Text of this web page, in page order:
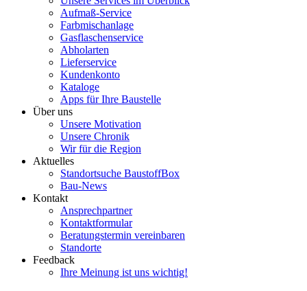
Aufmaß-Service
Farbmischanlage
Gasflaschenservice
Abholarten
Lieferservice
Kundenkonto
Kataloge
Apps für Ihre Baustelle
Über uns
Unsere Motivation
Unsere Chronik
Wir für die Region
Aktuelles
Standortsuche BaustoffBox
Bau-News
Kontakt
Ansprechpartner
Kontaktformular
Beratungstermin vereinbaren
Standorte
Feedback
Ihre Meinung ist uns wichtig!